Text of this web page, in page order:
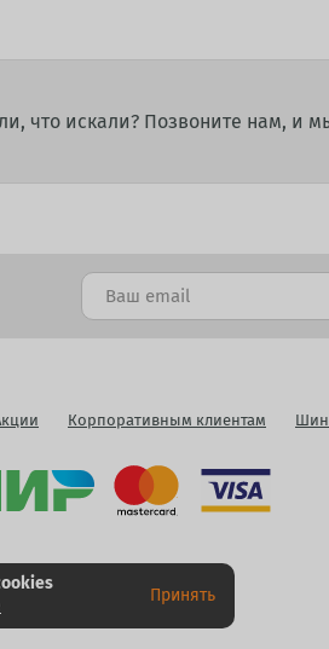
что искали? Позвоните нам, и
Корпоративным клиентам
Принять